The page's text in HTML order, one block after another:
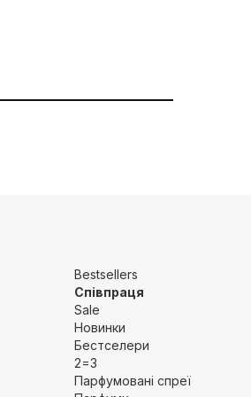
Bestsellers
Співпраця
Sale
Новинки
Бестселери
2=3
Парфумовані спреї